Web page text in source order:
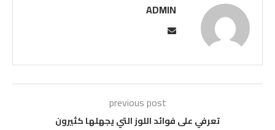
ADMIN
previous post
تعرفي على فوائد اللوز التي يجهلها كثيرون